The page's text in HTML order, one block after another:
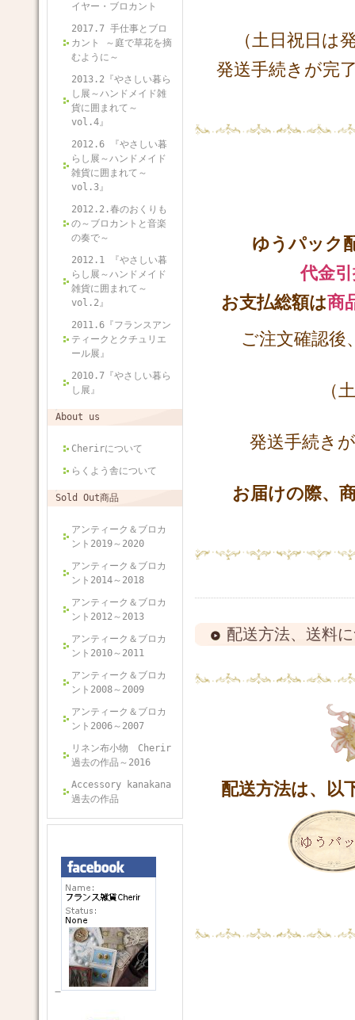
イヤー・ブロカント
2017.7 手仕事とブロ
カント ～庭で草花を摘
むように～
2013.2『やさしい暮ら
し展～ハンドメイド雑
貨に囲まれて～
vol.4』
2012.6 『やさしい暮
らし展～ハンドメイド
雑貨に囲まれて～
vol.3』
2012.2.春のおくりも
の～ブロカントと音楽
の奏で～
2012.1 『やさしい暮
らし展～ハンドメイド
雑貨に囲まれて～
vol.2』
2011.6『フランスアン
ティークとクチュリエ
ール展』
2010.7『やさしい暮ら
し展』
About us
Cherirについて
らくよう舎について
Sold Out商品
アンティーク＆ブロカ
ント2019～2020
アンティーク＆ブロカ
ント2014～2018
アンティーク＆ブロカ
ント2012～2013
アンティーク＆ブロカ
ント2010～2011
アンティーク＆ブロカ
ント2008～2009
アンティーク＆ブロカ
ント2006～2007
リネン布小物 Cherir
過去の作品～2016
Accessory kanakana
過去の作品
（土日祝日は
発送手続きが完
ゆうパック
代金
お支払総額は商
ご注文確認後
（土日祝
発送手続き
お届けの際、
配送方法、送料
配送方法は、以